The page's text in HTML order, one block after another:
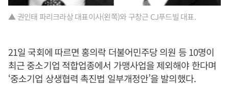
▲ 권인태 파리크라상 대표이사(왼쪽)와 구창근 CJ푸드빌 대표.
21일 국회에 따르면 홍의락 더불어민주당 의원 등 10명이
최근 중소기업 적합업종에서 가맹사업을 제외해야 한다며
‘중소기업 상생협력 촉진법 일부개정안’을 발의했다.